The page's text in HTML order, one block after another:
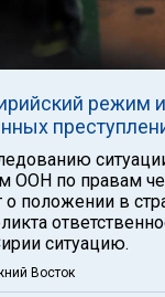
режим
ООН по правам
о положении в
ситуацию.
Восток